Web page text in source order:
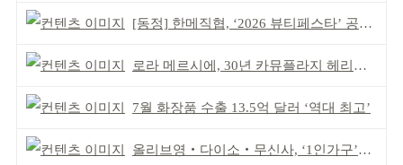
[동정] 한메직협, ‘2026 뷰티페스타’ 공동 주최
로라 메르시에, 30년 카뮤플라지 헤리티지 담아
7월 화장품 수출 13.5억 달러 ‘역대 최고’
올리브영‧다이소‧무신사, ‘1인가구’가 이끈다